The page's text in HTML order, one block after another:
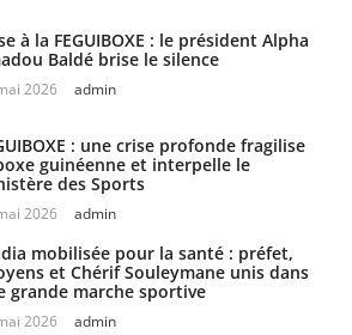
à la FEGUIBOXE : le président Alpha
Baldé brise le silence
2026 admin
: une crise profonde fragilise
guinéenne et interpelle le
des Sports
2026 admin
mobilisée pour la santé : préfet,
et Chérif Souleymane unis dans
grande marche sportive
2026 admin